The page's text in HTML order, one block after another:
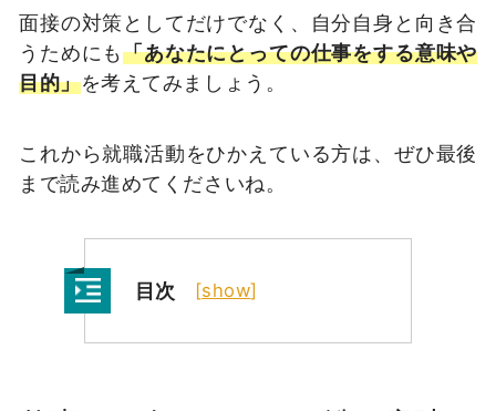
面接の対策としてだけでなく、自分自身と向き合
うためにも「あなたにとっての仕事をする意味や
目的」を考えてみましょう。
これから就職活動をひかえている方は、ぜひ最後
まで読み進めてくださいね。
目次 [show]